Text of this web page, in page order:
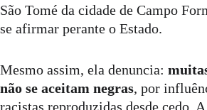
São Tomé da cidade de Campo
se afirmar perante o Estado.
Mesmo assim, ela denuncia:
não se aceitam negras, por
racistas reproduzidas desde cedo.